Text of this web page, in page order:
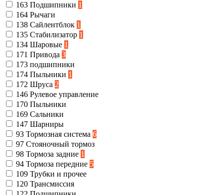
163 Подшипники 1
164 Рычаги
138 Сайлентблок 1
135 Стабилизатор 1
134 Шаровые 1
171 Привода 3
173 подшипники
174 Пыльники 1
172 Шруса 2
146 Рулевое управление
170 Пыльники
169 Сальники
147 Шарниры
93 Тормозная система 6
97 Стояночный тормоз
98 Тормоза задние 1
94 Тормоза передние 5
109 Трубки и прочее
120 Трансмиссия